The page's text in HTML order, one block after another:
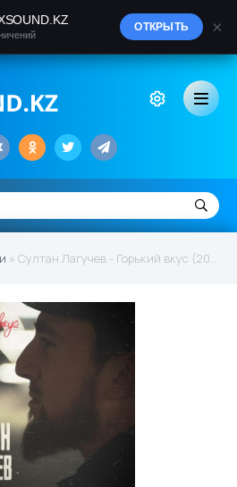
» Султан Лагучев - Горький вкус (2021)
ОТКРЫТЬ ×